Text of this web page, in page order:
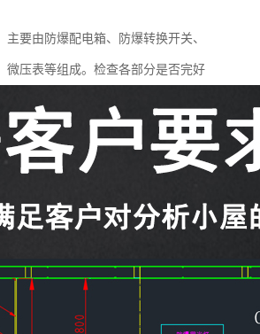
要由防爆配电箱、防爆转换开关、
微压表等组成。检查各部分是否完好